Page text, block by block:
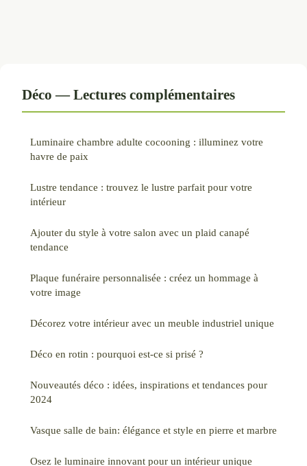
Déco — Lectures complémentaires
Luminaire chambre adulte cocooning : illuminez votre
havre de paix
Lustre tendance : trouvez le lustre parfait pour votre
intérieur
Ajouter du style à votre salon avec un plaid canapé
tendance
Plaque funéraire personnalisée : créez un hommage à
votre image
Décorez votre intérieur avec un meuble industriel unique
Déco en rotin : pourquoi est-ce si prisé ?
Nouveautés déco : idées, inspirations et tendances pour
2024
Vasque salle de bain: élégance et style en pierre et marbre
Osez le luminaire innovant pour un intérieur unique